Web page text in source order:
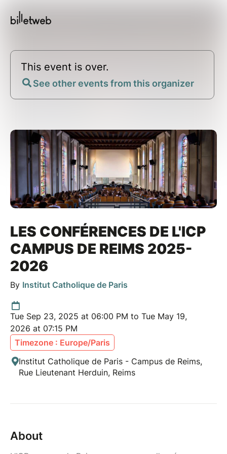
This event is over.
See other events from this organizer
LES CONFÉRENCES DE L'ICP
CAMPUS DE REIMS 2025-
2026
By Institut Catholique de Paris
Tue Sep 23, 2025 at 06:00 PM to Tue May 19,
2026 at 07:15 PM
Timezone : Europe/Paris
Institut Catholique de Paris - Campus de Reims,
Rue Lieutenant Herduin, Reims
About